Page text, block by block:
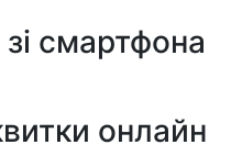
смартфона
онлайн